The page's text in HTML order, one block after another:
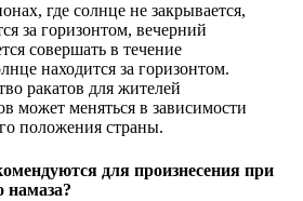
где солнце не закрывается,
за горизонтом, вечерний
совершать в течение
находится за горизонтом.
ракатов для жителей
может меняться в зависимости
положения страны.
для произнесения при
намаза?